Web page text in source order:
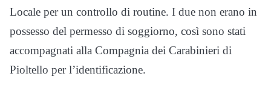
Locale per un controllo di routine. I due non erano in
possesso del permesso di soggiorno, così sono stati
accompagnati alla Compagnia dei Carabinieri di
Pioltello per l’identificazione.